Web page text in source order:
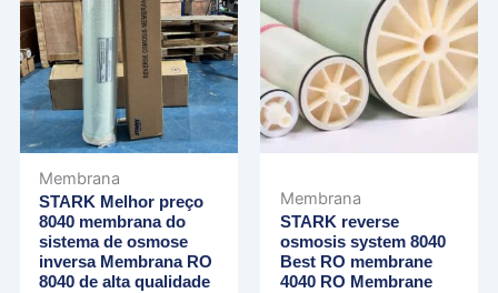
Membrana
STARK Melhor preço
8040 membrana do
sistema de osmose
inversa Membrana RO
8040 de alta qualidade
Membrana
STARK reverse
osmosis system 8040
Best RO membrane
4040 RO Membrane